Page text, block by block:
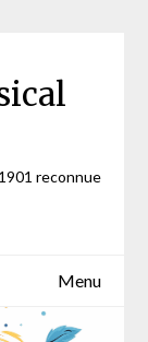
reconnue
Menu